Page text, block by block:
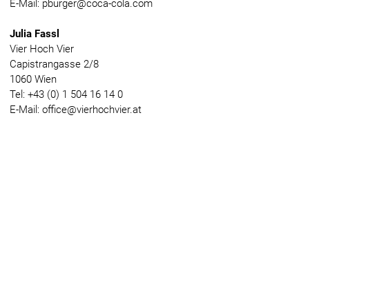
E-Mail: pburger@coca-cola.com
Julia Fassl
Vier Hoch Vier
Capistrangasse 2/8
1060 Wien
Tel: +43 (0) 1 504 16 14 0
E-Mail: office@vierhochvier.at